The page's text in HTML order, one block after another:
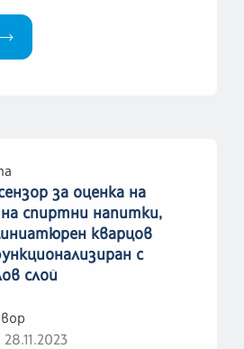
за оценка на
спиртни напитки,
кварцов
с
слой